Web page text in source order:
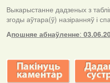
Выкарыстанне дадзеных з
згоды аўтара(ў) назіранняў і
Апошняе абнаўленне: